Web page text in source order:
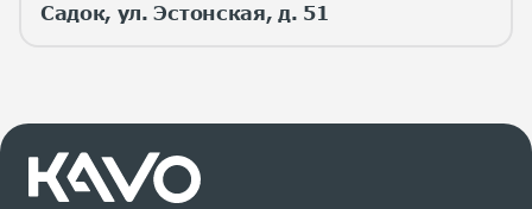
Садок, ул. Эстонская, д. 51